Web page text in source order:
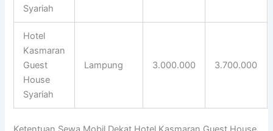
Syariah
Hotel
Kasmaran
Guest
House
Syariah
Lampung 3.000.000 3.700.000